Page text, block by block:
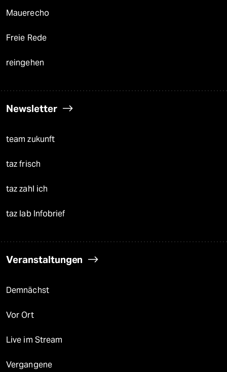
Mauerecho
Freie Rede
reingehen
Newsletter
team zukunft
taz frisch
taz zahl ich
taz lab Infobrief
Veranstaltungen
Demnächst
Vor Ort
Live im Stream
Vergangene